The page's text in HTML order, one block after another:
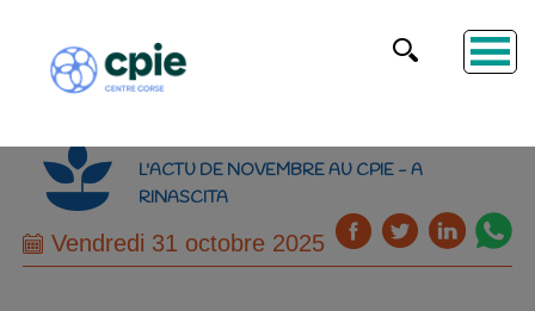
L'ACTU DE NOVEMBRE AU CPIE - A
RINASCITA
Vendredi 31 octobre 2025